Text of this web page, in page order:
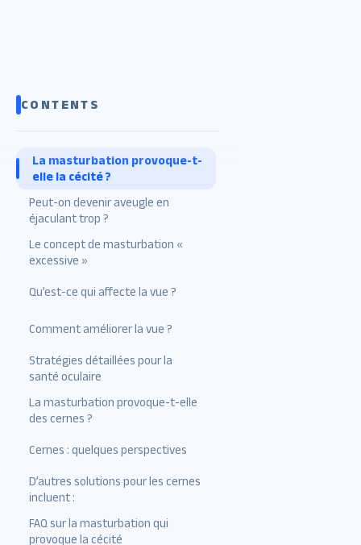
CONTENTS
La masturbation provoque-t-
elle la cécité ?
Le contexte historique du
mythe
La science derrière
l’excitation sexuelle et la
Peut-on devenir aveugle en
éjaculant trop ?
Le concept de masturbation «
excessive »
Qu’est-ce qui affecte la vue ?
Comment améliorer la vue ?
Stratégies détaillées pour la
santé oculaire
Explorons plus en
profondeur certains des
Protection des yeux –
l’activité
La masturbation provoque-t-elle
des cernes ?
Cernes : quelques perspectives
D’autres solutions pour les cernes
incluent :
FAQ sur la masturbation qui
provoque la cécité